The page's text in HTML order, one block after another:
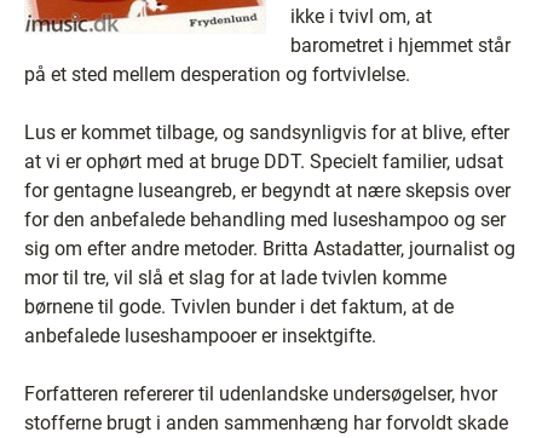
ikke i tvivl om, at
barometret i hjemmet står
på et sted mellem desperation og fortvivlelse.
Lus er kommet tilbage, og sandsynligvis for at blive, efter
at vi er ophørt med at bruge DDT. Specielt familier, udsat
for gentagne luseangreb, er begyndt at nære skepsis over
for den anbefalede behandling med luseshampoo og ser
sig om efter andre metoder. Britta Astadatter, journalist og
mor til tre, vil slå et slag for at lade tvivlen komme
børnene til gode. Tvivlen bunder i det faktum, at de
anbefalede luseshampooer er insektgifte.
Forfatteren refererer til udenlandske undersøgelser, hvor
stofferne brugt i anden sammenhæng har forvoldt skade